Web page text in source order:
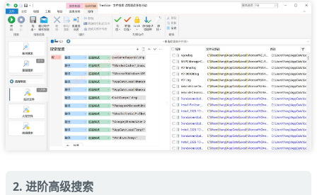
2. 进阶高级搜索